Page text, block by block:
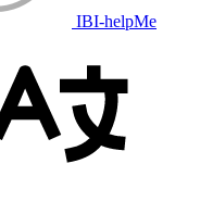
IBI-helpMe